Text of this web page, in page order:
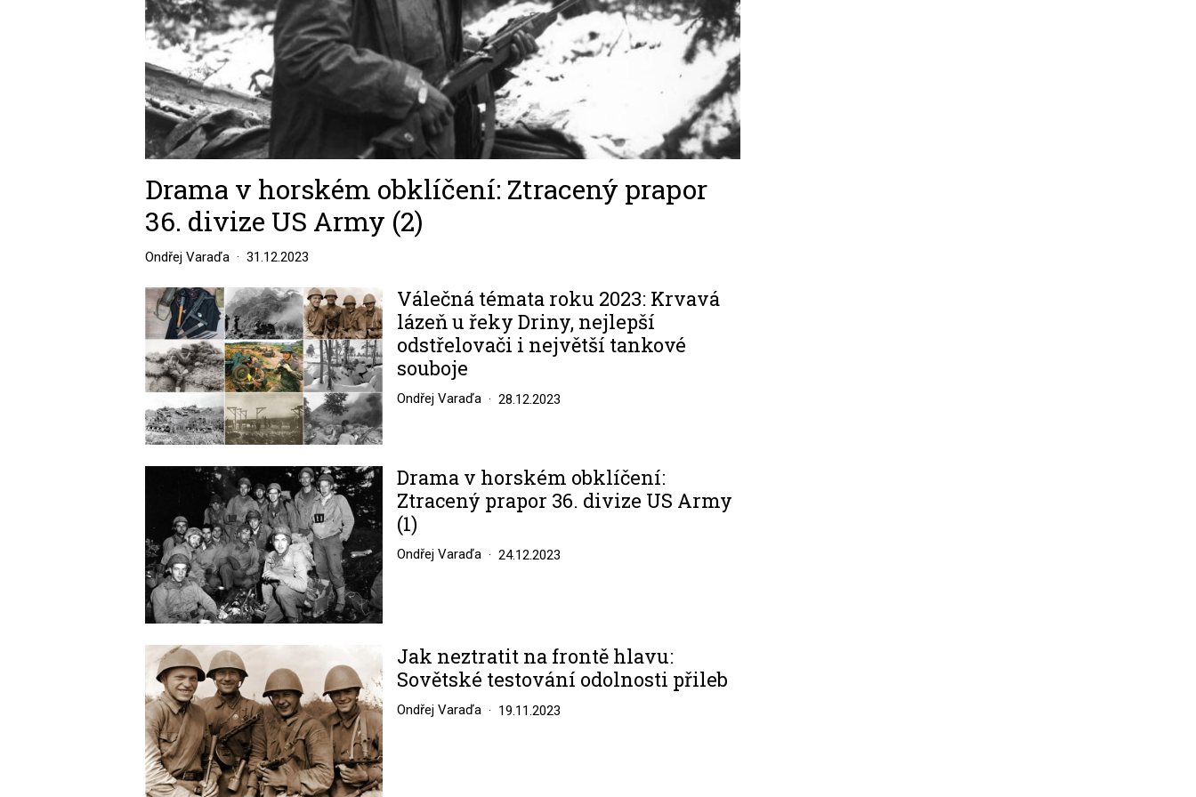
Drama v horském obklíčení: Ztracený prapor
36. divize US Army (2)
Ondřej Varaďa 31.12.2023
Image
Válečná témata roku 2023: Krvavá
lázeň u řeky Driny, nejlepší
odstřelovači i největší tankové
souboje
Ondřej Varaďa 28.12.2023
Drama v horském obklíčení:
Ztracený prapor 36. divize US Army
(1)
Ondřej Varaďa 24.12.2023
Image
Jak neztratit na frontě hlavu:
Sovětské testování odolnosti přileb
Ondřej Varaďa 19.11.2023